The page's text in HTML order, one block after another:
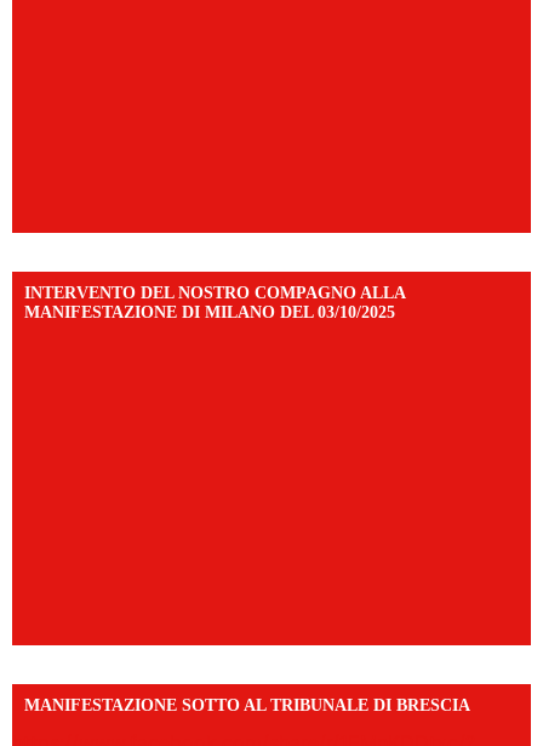
INTERVENTO DEL NOSTRO COMPAGNO ALLA
MANIFESTAZIONE DI MILANO DEL 03/10/2025
MANIFESTAZIONE SOTTO AL TRIBUNALE DI BRESCIA